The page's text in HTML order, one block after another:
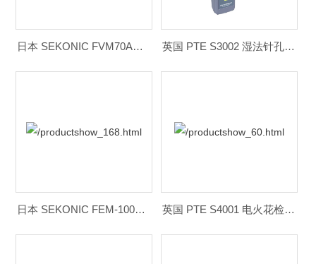
日本 SEKONIC FVM70A在线粘度计 英国 PTE S3002 湿法针孔检测仪
日本 SEKONIC FEM-1000V在线粘度计 英国 PTE S4001 电火花检测仪